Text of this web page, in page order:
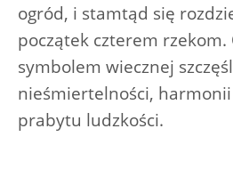
ogród, i stamtąd się
początek czterem rzekom.
symbolem wiecznej
nieśmiertelności,
prabytu ludzkości.